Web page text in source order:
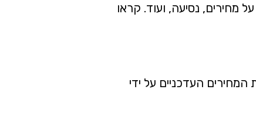
מחירים, נסיעה, ועוד. קראו
העדכניים על ידי